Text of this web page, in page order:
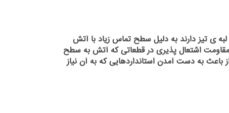
ی تیز دارند به دلیل سطح تماس زیاد با آتش
مقاومت اشتعال پذیری در قطعاتی که آتش به سطح
باعث به دست آمدن استانداردهایی که به آن نیاز